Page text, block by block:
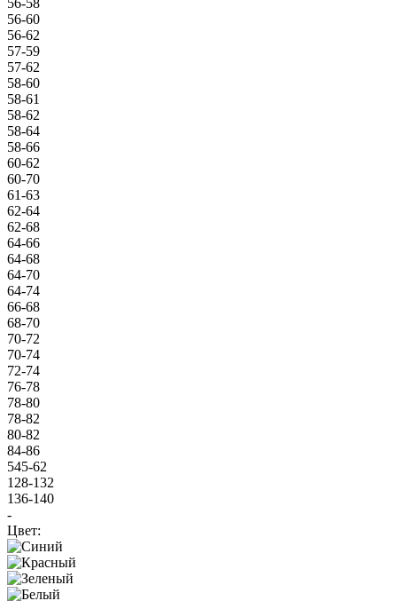
56-60
56-62
57-59
57-62
58-60
58-61
58-62
58-64
58-66
60-62
60-70
61-63
62-64
62-68
64-66
64-68
64-70
64-74
66-68
68-70
70-72
70-74
72-74
76-78
78-80
78-82
80-82
84-86
545-62
128-132
136-140
-
Цвет: